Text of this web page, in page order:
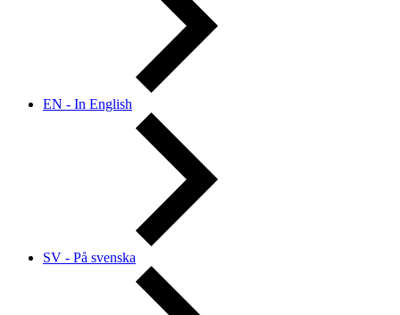
EN - In English
SV - På svenska